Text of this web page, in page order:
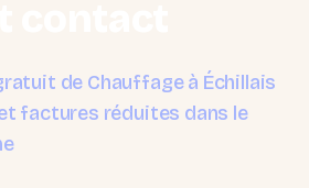
de Chauffage à Échillais
factures réduites dans le